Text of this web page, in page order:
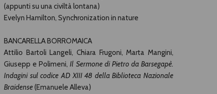
(appunti su una civiltà lontana)
Evelyn Hamilton, Synchronization in nature
BANCARELLA BORROMAICA
Attilio Bartoli Langeli, Chiara Frugoni, Marta Mangini,
Giusepp e Polimeni,Il Sermone di Pietro da Barsegapè.
Indagini sul codice AD XIII 48 della Biblioteca Nazionale
Braidense(Emanuele Alleva)